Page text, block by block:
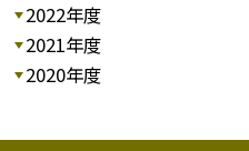
2022年度
2021年度
2020年度